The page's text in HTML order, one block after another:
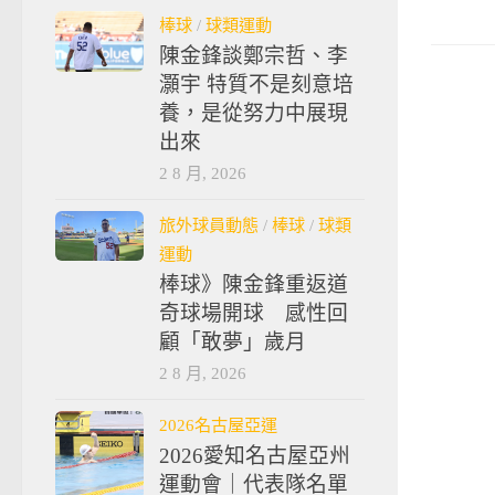
棒球 / 球類運動
陳金鋒談鄭宗哲、李
灝宇 特質不是刻意培
養，是從努力中展現
出來
2 8 月, 2026
旅外球員動態 / 棒球 / 球類
運動
棒球》陳金鋒重返道
奇球場開球 感性回
顧「敢夢」歲月
2 8 月, 2026
2026名古屋亞運
2026愛知名古屋亞州
運動會｜代表隊名單